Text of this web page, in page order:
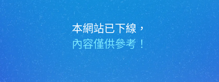
本網站已下線，
內容僅供參考！